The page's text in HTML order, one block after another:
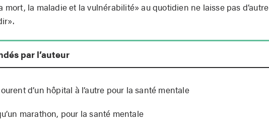
mort, la maladie et la vulnérabilité» au quotidien ne laisse pas d’autre
par l’auteur
d’un hôpital à l’autre pour la santé mentale
marathon, pour la santé mentale